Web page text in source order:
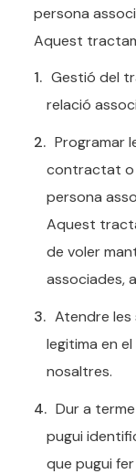
persona
Aquest
Gestió del
relació
Programar
contractat o
persona
Aquest
de voler
associades,
Atendre les
legitima en
nosaltres.
Dur a
pugui
que pugui